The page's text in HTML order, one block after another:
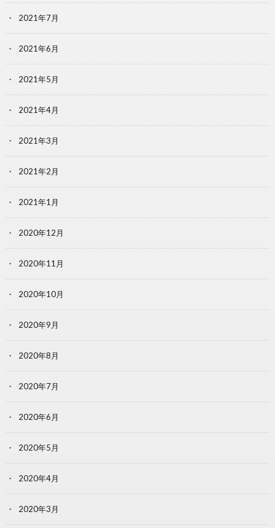
2021年7月
2021年6月
2021年5月
2021年4月
2021年3月
2021年2月
2021年1月
2020年12月
2020年11月
2020年10月
2020年9月
2020年8月
2020年7月
2020年6月
2020年5月
2020年4月
2020年3月